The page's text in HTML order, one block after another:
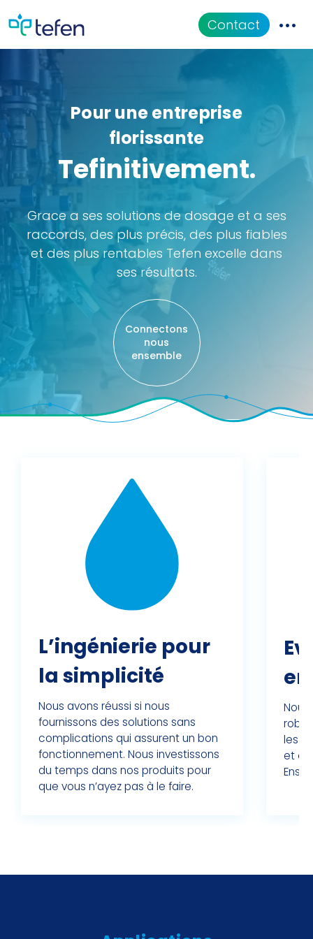
Contact
CATALOGUE
Applications
Documentation
QUI SOMMES-NOUS
Pour une entreprise
florissante
Tefinitivement.
Grace a ses solutions de dosage et a ses
raccords, des plus précis, des plus fiables
et des plus rentables Tefen excelle dans
ses résultats.
Connectons
nous
ensemble
L’ingénierie pour
la simplicité
Nous avons réussi si nous
fournissons des solutions sans
complications qui assurent un bon
fonctionnement. Nous investissons
du temps dans nos produits pour
que vous n’ayez pas à le faire.
les
et